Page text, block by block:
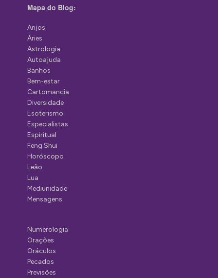
Mapa do Blog:
Anjos
Áries
Astrologia
Autoajuda
Banhos
Bem-estar
Cartomancia
Diversidade
Esoterismo
Especialistas
Espiritual
Feng Shui
Horóscopo
Leão
Lua
Mediunidade
Mensagens
Numerologia
Orações
Oráculos
Pecados
Previsões